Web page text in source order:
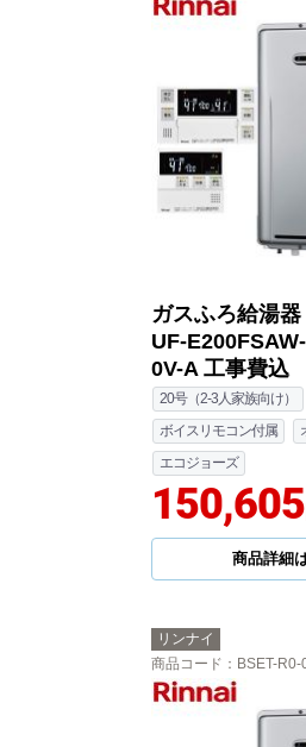
ガスふろ給湯
UF-
0V-A 工事費込
20号（2-3人家族向け）
ボイスリモコン付属
エコジョーズ
150,605
商品詳細
リンナイ
商品コード ：BSET-